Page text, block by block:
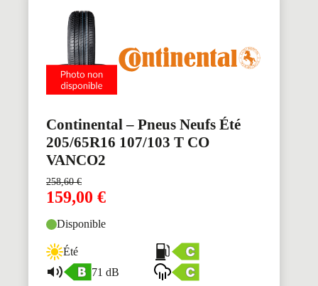
Continental – Pneus Neufs Été
205/65R16 107/103 T CO
VANCO2
258,60€
159,00 €
Disponible
Été
71 dB